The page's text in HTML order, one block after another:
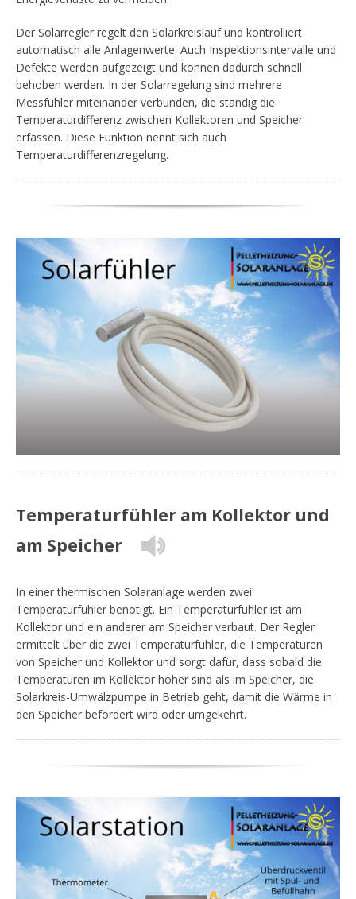
Der Solarregler regelt den Solarkreislauf und kontrolliert
automatisch alle Anlagenwerte. Auch Inspektionsintervalle und
Defekte werden aufgezeigt und können dadurch schnell
behoben werden. In der Solarregelung sind mehrere
Messfühler miteinander verbunden, die ständig die
Temperaturdifferenz zwischen Kollektoren und Speicher
erfassen. Diese Funktion nennt sich auch
Temperaturdifferenzregelung.
Temperaturfühler am Kollektor und
am Speicher
In einer thermischen Solaranlage werden zwei
Temperaturfühler benötigt. Ein Temperaturfühler ist am
Kollektor und ein anderer am Speicher verbaut. Der Regler
ermittelt über die zwei Temperaturfühler, die Temperaturen
von Speicher und Kollektor und sorgt dafür, dass sobald die
Temperaturen im Kollektor höher sind als im Speicher, die
Solarkreis-Umwälzpumpe in Betrieb geht, damit die Wärme in
den Speicher befördert wird oder umgekehrt.